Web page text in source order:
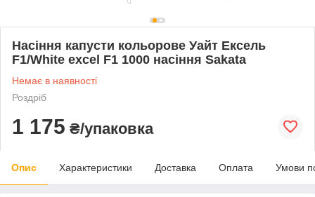
Насіння капусти кольорове Уайт Ексель
F1/White excel F1 1000 насіння Sakata
Немає в наявності
Роздріб
1 175 ₴/упаковка
Опис Характеристики Доставка Оплата Умови